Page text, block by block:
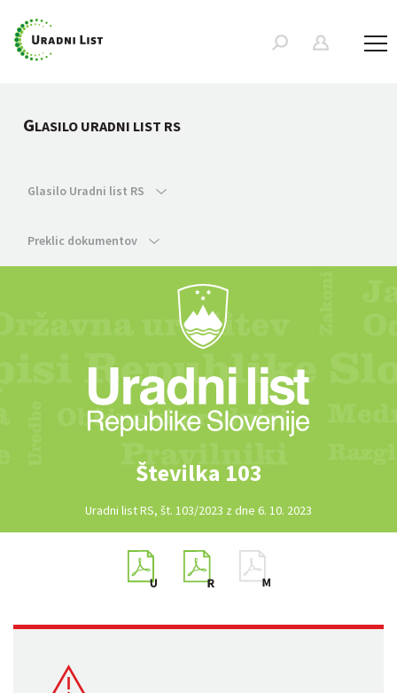
GLASILO URADNI LIST RS
Glasilo Uradni list RS
Preklic dokumentov
Številka 103
Uradni list RS, št. 103/2023 z dne 6. 10. 2023